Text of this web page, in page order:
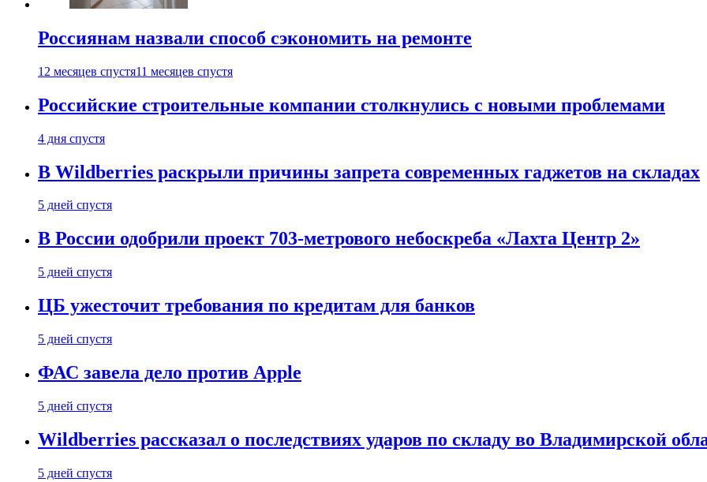
Россиянам назвали способ сэкономить на ремонте
12 месяцев спустя11 месяцев спустя
Российские строительные компании столкнулись с новыми проблемами
4 дня спустя
В Wildberries раскрыли причины запрета современных гаджетов на складах
5 дней спустя
В России одобрили проект 703-метрового небоскреба «Лахта Центр 2»
5 дней спустя
ЦБ ужесточит требования по кредитам для банков
5 дней спустя
ФАС завела дело против Apple
5 дней спустя
Wildberries рассказал о последствиях ударов по складу во Владимирской
5 дней спустя